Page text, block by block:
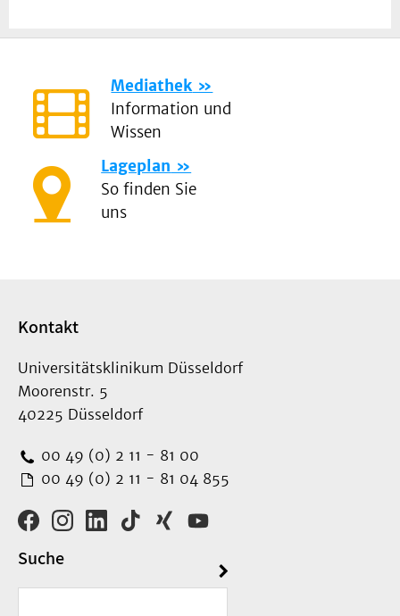
Mediathek
Information und
Wissen
Lageplan
So finden Sie
uns
Kontakt
Universitätsklinikum Düsseldorf
Moorenstr. 5
40225 Düsseldorf
00 49 (0) 2 11 - 81 00
00 49 (0) 2 11 - 81 04 855
Suche